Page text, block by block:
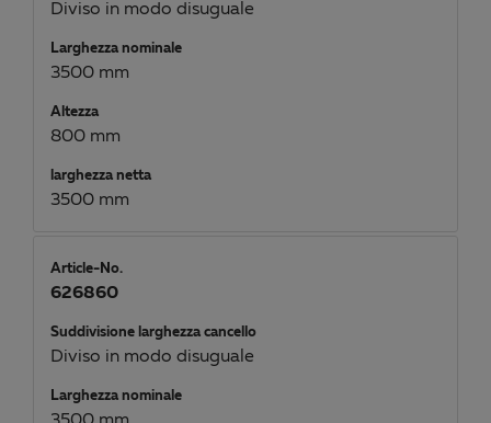
Diviso in modo disuguale
Larghezza nominale
3500 mm
Altezza
800 mm
larghezza netta
3500 mm
Article-No.
626860
Suddivisione larghezza cancello
Diviso in modo disuguale
Larghezza nominale